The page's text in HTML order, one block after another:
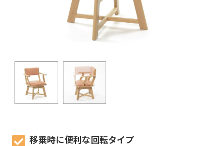
移乗時に便利な回転タイプ